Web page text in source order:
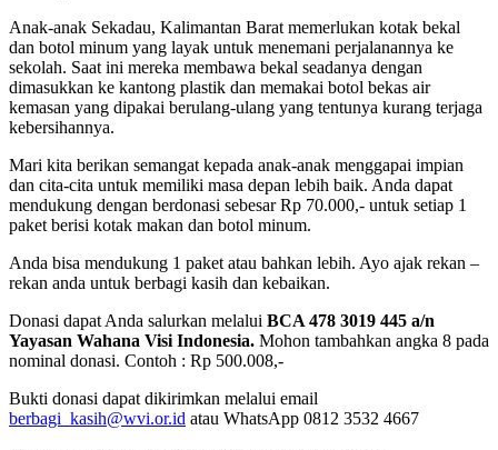
Anak-anak Sekadau, Kalimantan Barat memerlukan kotak bekal
dan botol minum yang layak untuk menemani perjalanannya ke
sekolah. Saat ini mereka membawa bekal seadanya dengan
dimasukkan ke kantong plastik dan memakai botol bekas air
kemasan yang dipakai berulang-ulang yang tentunya kurang terjaga
kebersihannya.
Mari kita berikan semangat kepada anak-anak menggapai impian
dan cita-cita untuk memiliki masa depan lebih baik. Anda dapat
mendukung dengan berdonasi sebesar Rp 70.000,- untuk setiap 1
paket berisi kotak makan dan botol minum.
Anda bisa mendukung 1 paket atau bahkan lebih. Ayo ajak rekan –
rekan anda untuk berbagi kasih dan kebaikan.
Donasi dapat Anda salurkan melalui BCA 478 3019 445 a/n
Yayasan Wahana Visi Indonesia. Mohon tambahkan angka 8 pada
nominal donasi. Contoh : Rp 500.008,-
Bukti donasi dapat dikirimkan melalui email
berbagi_kasih@wvi.or.id atau WhatsApp 0812 3532 4667